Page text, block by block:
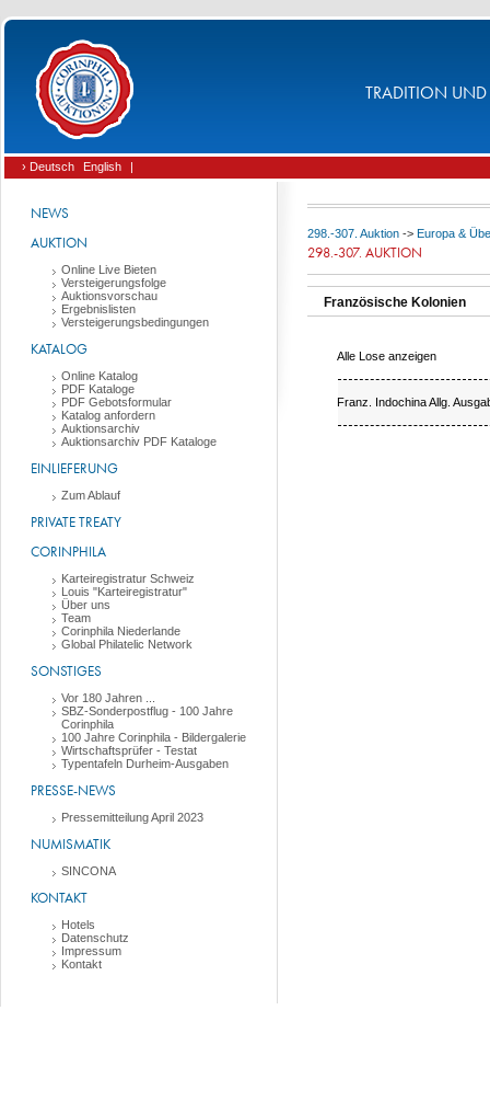
TRADITION UND
› Deutsch English |
NEWS
AUKTION
Online Live Bieten
Versteigerungsfolge
Auktionsvorschau
Ergebnislisten
Versteigerungsbedingungen
KATALOG
Online Katalog
PDF Kataloge
PDF Gebotsformular
Katalog anfordern
Auktionsarchiv
Auktionsarchiv PDF Kataloge
EINLIEFERUNG
Zum Ablauf
PRIVATE TREATY
CORINPHILA
Karteiregistratur Schweiz
Louis "Karteiregistratur"
Über uns
Team
Corinphila Niederlande
Global Philatelic Network
SONSTIGES
Vor 180 Jahren ...
SBZ-Sonderpostflug - 100 Jahre
Corinphila
100 Jahre Corinphila - Bildergalerie
Wirtschaftsprüfer - Testat
Typentafeln Durheim-Ausgaben
PRESSE-NEWS
Pressemitteilung April 2023
NUMISMATIK
SINCONA
KONTAKT
Hotels
Datenschutz
Impressum
Kontakt
298.-307. Auktion -> Europa &
298.-307. AUKTION
Französische Kolonien
Alle Lose anzeigen
Franz. Indochina Allg.